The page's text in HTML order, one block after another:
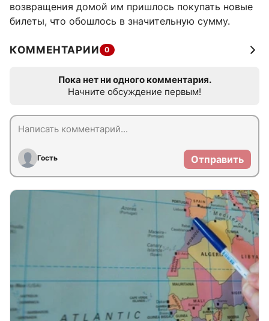
возвращения домой им пришлось покупать новые
билеты, что обошлось в значительную сумму.
КОММЕНТАРИИ 0
Пока нет ни одного комментария.
Начните обсуждение первым!
Гость Отправить